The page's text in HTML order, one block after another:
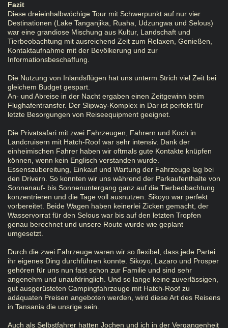
Fazit
Diese dreieinhalbwöchige Tour mit Schwerpunkt auf nur vier
Destinationen (Lake Tanganjika, Ruaha, Udzungwa und Selous)
war eine grandiose Mischung aus Kultur, Landschaft und
Tierbeobachtung mit ausreichend Zeit zum Relaxen, Genießen,
Kontaktaufnahme mit der Bevölkerung und zur
Informationsbeschaffung.
Die Nutzung von Inlandsflügen hat uns unterm Strich viel Zeit bei
gleichem Budget gespart.
An- und Abreise in der Nacht ergaben einen Zeitgewinn beim
Flughafentransfer. Der Slipway-Komplex in Dar ist perfekt für
letzte Besorgungen von Reiseequipment geeignet.
Die Privatsafari mit zwei Fahrzeugen, Fahrern und Koch in
Landcruisern mit Hatch-Roof war sehr intensiv. Dank der
einheimischen Fahrer haben wir oftmals gute Kontakte knüpfen
können, wenn kein Englisch verstanden wurde.
Essenszubereitung, Einkauf und Wartung der Fahrzeuge lag bei
den Drivern. So konnten wir uns während der Parkaufenthalte von
Sonnenauf- bis Sonnenuntergang ganz auf die Tierbeobachtung
konzentrieren und die Tage voll ausnutzen. Sikoyo war perfekt
vorbereitet. Beide Wagen haben keinerlei Zicken gemacht, der
Wasservorrat für den Selous war bis auf den letzten Tropfen
genau berechnet und unsere Route wurde wie geplant
umgesetzt.
Durch die zwei Fahrzeuge waren wir so flexibel, dass jede Partei
ihr eigenes Ding durchführen konnte. Sikoyo, Lazaro und Prosper
gehören für uns nun fast schon zur Familie und sind sehr
angenehm und unaufdringlich. Und so lange keine zuverlässigen,
gut ausgerüsteten Campingfahrzeuge mit Hatch-Roof zu
adäquaten Preisen angeboten werden, wird diese Art des Reisens
in Tansania die unsrige sein.
Auch als Selbstfahrer hatten Jochen und ich in der Vergangenheit